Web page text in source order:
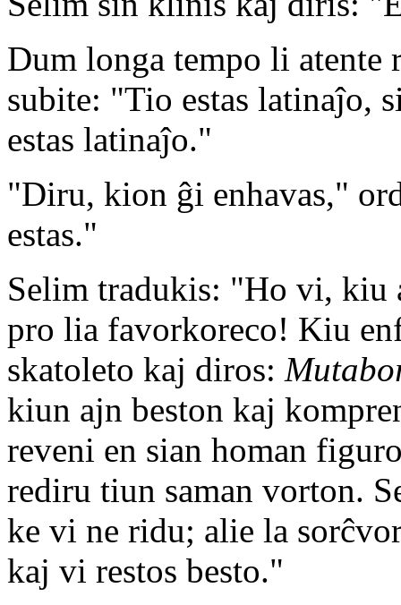
Dum longa tempo li
subite: "Tio estas latinaĵo,
estas latinaĵo."
"Diru, kion ĝi enhavas,"
estas."
Selim tradukis: "Ho vi, kiu
pro lia favorkoreco! Kiu
skatoleto kaj diros:
kiun ajn beston kaj
reveni en sian homan
rediru tiun saman vorton.
ke vi ne ridu; alie la
kaj vi restos besto."